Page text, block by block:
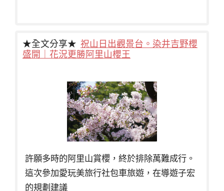
★全文分享★ 祝山日出觀景台。染井吉野櫻
盛開｜花況更勝阿里山櫻王
許願多時的阿里山賞櫻，終於排除萬難成行。
這次參加愛玩美旅行社包車旅遊，在導遊子宏
的規劃建議